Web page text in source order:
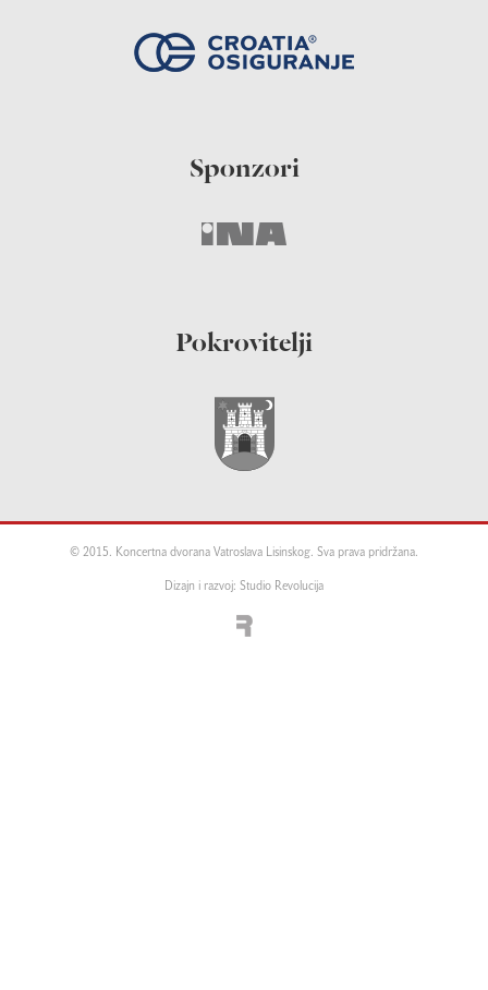
Sponzori
Pokrovitelji
© 2015. Koncertna dvorana Vatroslava Lisinskog. Sva prava pridržana.
Dizajn i razvoj: Studio Revolucija